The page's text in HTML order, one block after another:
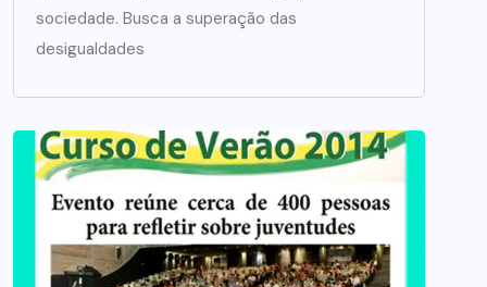
sociedade. Busca a superação das
desigualdades